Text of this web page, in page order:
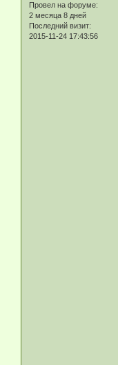
Провел на форуме:
2 месяца 8 дней
Последний визит:
2015-11-24 17:43:56